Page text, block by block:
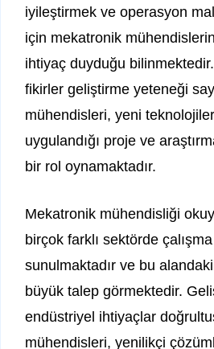
iyileştirmek ve operasyon
için mekatronik
ihtiyaç duyduğu
fikirler geliştirme yeteneği
mühendisleri, yeni
uygulandığı proje ve
bir rol oynamaktadır.
Mekatronik mühendisliği
birçok farklı sektörde çalışma
sunulmaktadır ve bu alandaki
büyük talep görmektedir.
endüstriyel ihtiyaçlar
mühendisleri, yenilikçi